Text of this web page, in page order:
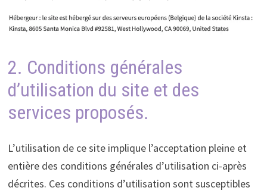
2. Conditions générales
d’utilisation du site et des
services proposés.
L’utilisation de ce site implique l’acceptation pleine et
entière des conditions générales d’utilisation ci-après
décrites. Ces conditions d’utilisation sont susceptibles